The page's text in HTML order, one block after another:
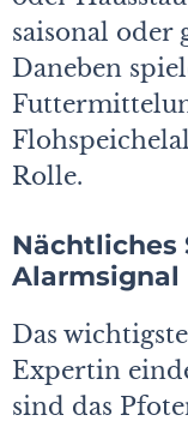
saisonal oder
Daneben
Rolle.
Nächtliches
Alarmsignal
Das
Expertin
sind das